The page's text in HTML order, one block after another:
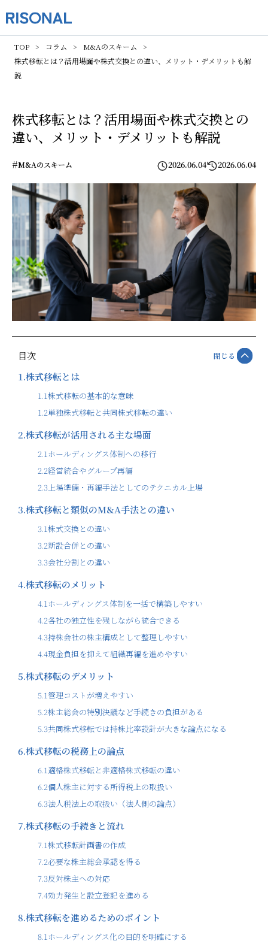
TOP コラム
M&Aのスキーム
株式移転とは？活用場面や株式交換との違い、メリット・デメリットも解
説
株式移転とは？活用場面や株式交換との
違い、メリット・デメリットも解説
#M&Aのスキーム 2026.06.04 2026.06.04
目次 閉じる
1.株式移転とは
1.1株式移転の基本的な意味
1.2単独株式移転と共同株式移転の違い
2.株式移転が活用される主な場面
2.1 ホールディングス体制への移行
2.2経営統合やグループ再編
2.3上場準備・再編手法としてのテクニカル上場
3.株式移転と類似のM&A手法との違い
3.1株式交換との違い
3.2新設合併との違い
3.3会社分割との違い
4.株式移転のメリット
4.1 ホールディングス体制を一括で構築しやすい
4.2各社の独立性を残しながら統合できる
4.3持株会社の株主構成として整理しやすい
4.4現金負担を抑えて組織再編を進めやすい
5.株式移転のデメリット
5.1管理コストが増えやすい
5.2株主総会の特別決議など手続きの負担がある
5.3共同株式移転では持株比率設計が大きな論点になる
6.株式移転の税務上の論点
6.1適格株式移転と非適格株式移転の違い
6.2個人株主に対する所得税上の取扱い
6.3法人税法上の取扱い（法人側の論点）
7.株式移転の手続きと流れ
7.1株式移転計画書の作成
7.2必要な株主総会承認を得る
7.3反対株主への対応
7.4効力発生と設立登記を進める
8.株式移転を進めるためのポイント
8.1 ホールディングス化の目的を明確にする